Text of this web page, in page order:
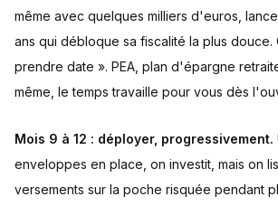
même avec quelques milliers d'euros,
ans qui débloque sa fiscalité la plus douce.
prendre date ». PEA, plan d'épargne
même, le temps travaille pour vous dès
Mois 9 à 12 : déployer, progressivement.
enveloppes en place, on investit, mais on
versements sur la poche risquée pendant